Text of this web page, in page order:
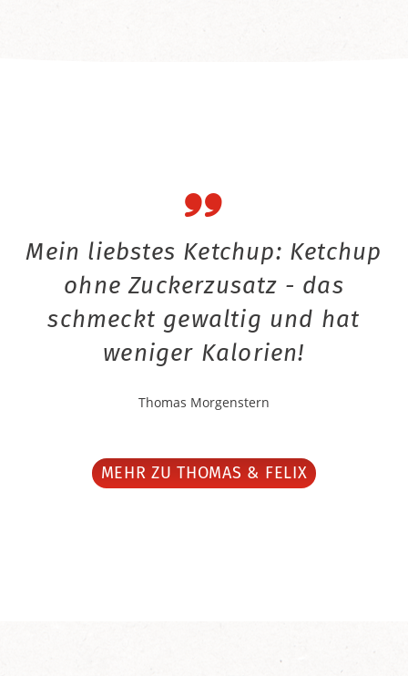
Mein liebstes Ketchup: Ketchup
ohne Zuckerzusatz - das
schmeckt gewaltig und hat
weniger Kalorien!
Thomas Morgenstern
MEHR ZU THOMAS & FELIX